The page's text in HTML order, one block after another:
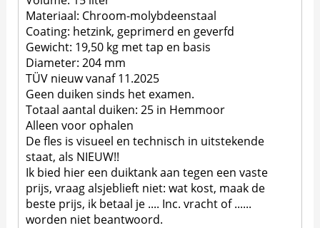
Materiaal: Chroom-molybdeenstaal
Coating: hetzink, geprimerd en geverfd
Gewicht: 19,50 kg met tap en basis
Diameter: 204 mm
TÜV nieuw vanaf 11.2025
Geen duiken sinds het examen.
Totaal aantal duiken: 25 in Hemmoor
Alleen voor ophalen
De fles is visueel en technisch in uitstekende
staat, als NIEUW!!
Ik bied hier een duiktank aan tegen een vaste
prijs, vraag alsjeblieft niet: wat kost, maak de
beste prijs, ik betaal je .... Inc. vracht of ......
worden niet beantwoord.